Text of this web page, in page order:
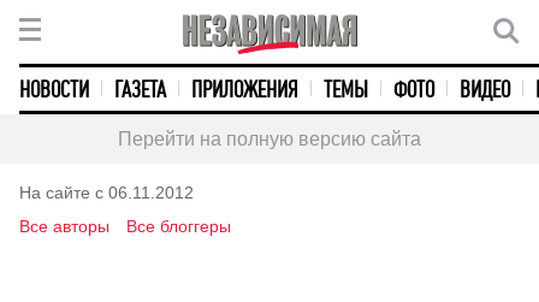
НОВОСТИ ГАЗЕТА ПРИЛОЖЕНИЯ ТЕМЫ ФОТО ВИДЕО
Перейти на полную версию сайта
На сайте с 06.11.2012
Все авторы
Все блоггеры